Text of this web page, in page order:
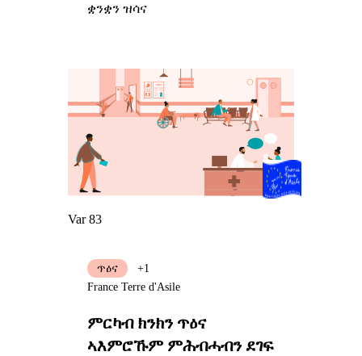
ቋንቋን ዝሳና
Var 83
ምርካብ ክንክን ጥዕና
ኣእምሮኹም ምሕብሓብን ደገፍ
ጥዕና
+1
France Terre d'Asile